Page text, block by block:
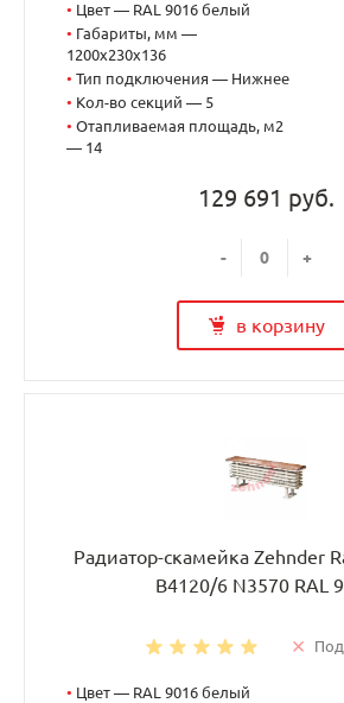
• Цвет — RAL 9016 белый
• Габариты, мм —
1200x230x136
• Тип подключения — Нижнее
• Кол-во секций — 5
• Отапливаемая площадь, м2
— 14
129 691 руб.
- +
в корзину
Радиатор-скамейка Zehnder
B4120/6 N3570 RAL
Под
• Цвет — RAL 9016 белый